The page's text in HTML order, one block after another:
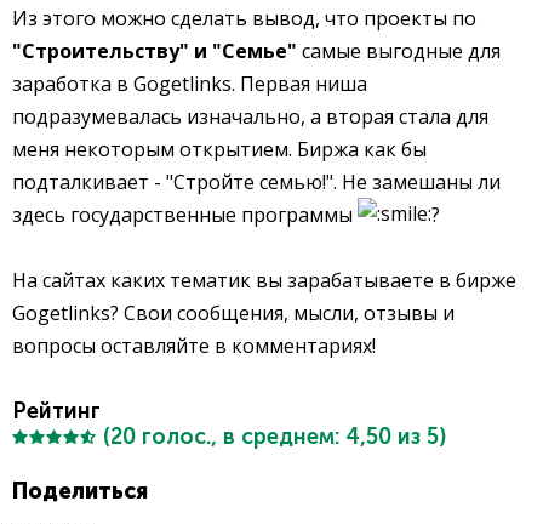
Из этого можно сделать вывод, что проекты по
"Строительству" и "Семье" самые выгодные для
заработка в Gogetlinks. Первая ниша
подразумевалась изначально, а вторая стала для
меня некоторым открытием. Биржа как бы
подталкивает - "Стройте семью!". Не замешаны ли
здесь государственные программы
?
На сайтах каких тематик вы зарабатываете в бирже
Gogetlinks? Свои сообщения, мысли, отзывы и
вопросы оставляйте в комментариях!
Рейтинг
(20 голос., в среднем: 4,50 из 5)
Поделиться